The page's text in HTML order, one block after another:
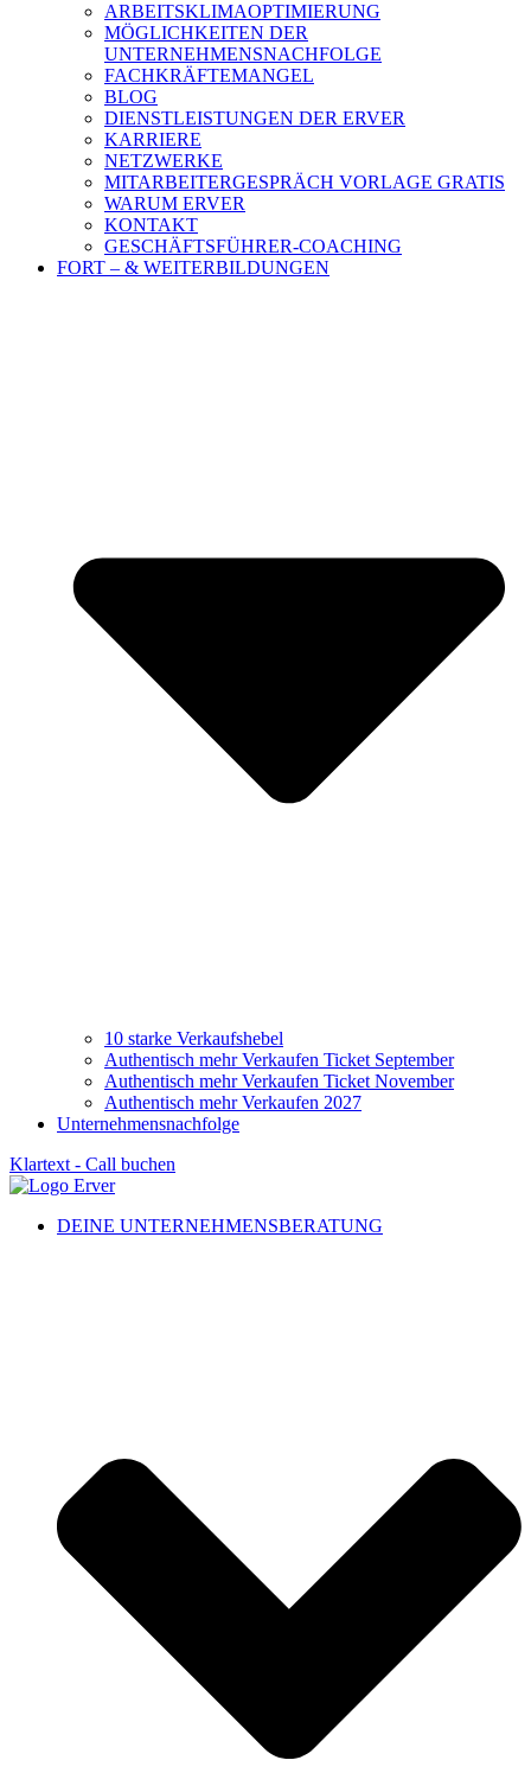
ARBEITSKLIMAOPTIMIERUNG
MÖGLICHKEITEN DER
UNTERNEHMENSNACHFOLGE
FACHKRÄFTEMANGEL
BLOG
DIENSTLEISTUNGEN DER ERVER
KARRIERE
NETZWERKE
MITARBEITERGESPRÄCH VORLAGE GRATIS
WARUM ERVER
KONTAKT
GESCHÄFTSFÜHRER-COACHING
FORT – & WEITERBILDUNGEN
10 starke Verkaufshebel
Authentisch mehr Verkaufen Ticket September
Authentisch mehr Verkaufen Ticket November
Authentisch mehr Verkaufen 2027
Unternehmensnachfolge
Klartext - Call buchen
DEINE UNTERNEHMENSBERATUNG